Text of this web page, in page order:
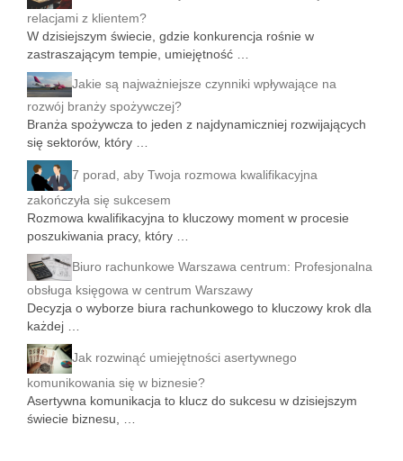
relacjami z klientem?
W dzisiejszym świecie, gdzie konkurencja rośnie w
zastraszającym tempie, umiejętność …
Jakie są najważniejsze czynniki wpływające na
rozwój branży spożywczej?
Branża spożywcza to jeden z najdynamiczniej rozwijających
się sektorów, który …
7 porad, aby Twoja rozmowa kwalifikacyjna
zakończyła się sukcesem
Rozmowa kwalifikacyjna to kluczowy moment w procesie
poszukiwania pracy, który …
Biuro rachunkowe Warszawa centrum: Profesjonalna
obsługa księgowa w centrum Warszawy
Decyzja o wyborze biura rachunkowego to kluczowy krok dla
każdej …
Jak rozwinąć umiejętności asertywnego
komunikowania się w biznesie?
Asertywna komunikacja to klucz do sukcesu w dzisiejszym
świecie biznesu, …